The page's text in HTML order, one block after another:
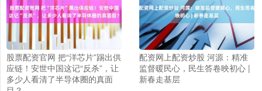
股票配资官网 把“洋芯片”踢出供
应链！安世中国这记“反杀”，让
多少人看清了半导体圈的真面
配资网上配资炒股 河源：精准
监督暖民心，民生答卷映初心 |
新春走基层